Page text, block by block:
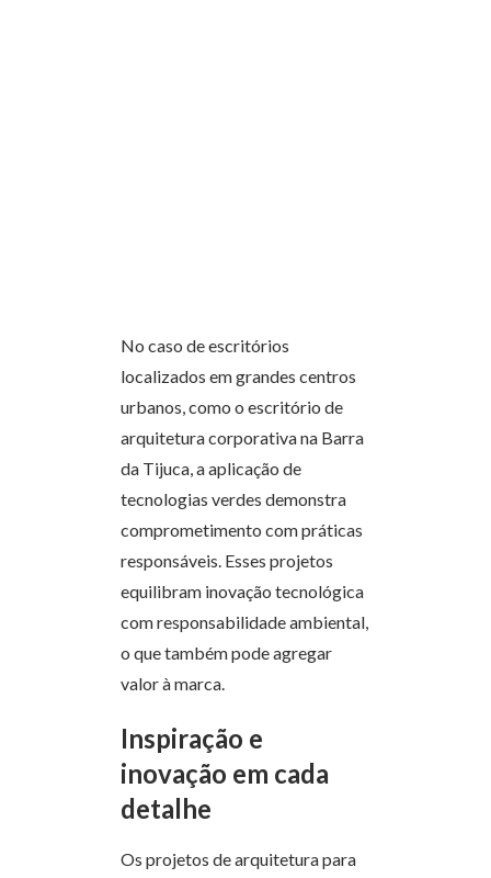
No caso de escritórios
localizados em grandes centros
urbanos, como o escritório de
arquitetura corporativa na Barra
da Tijuca, a aplicação de
tecnologias verdes demonstra
comprometimento com práticas
responsáveis. Esses projetos
equilibram inovação tecnológica
com responsabilidade ambiental,
o que também pode agregar
valor à marca.
Inspiração e
inovação em cada
detalhe
Os projetos de arquitetura para